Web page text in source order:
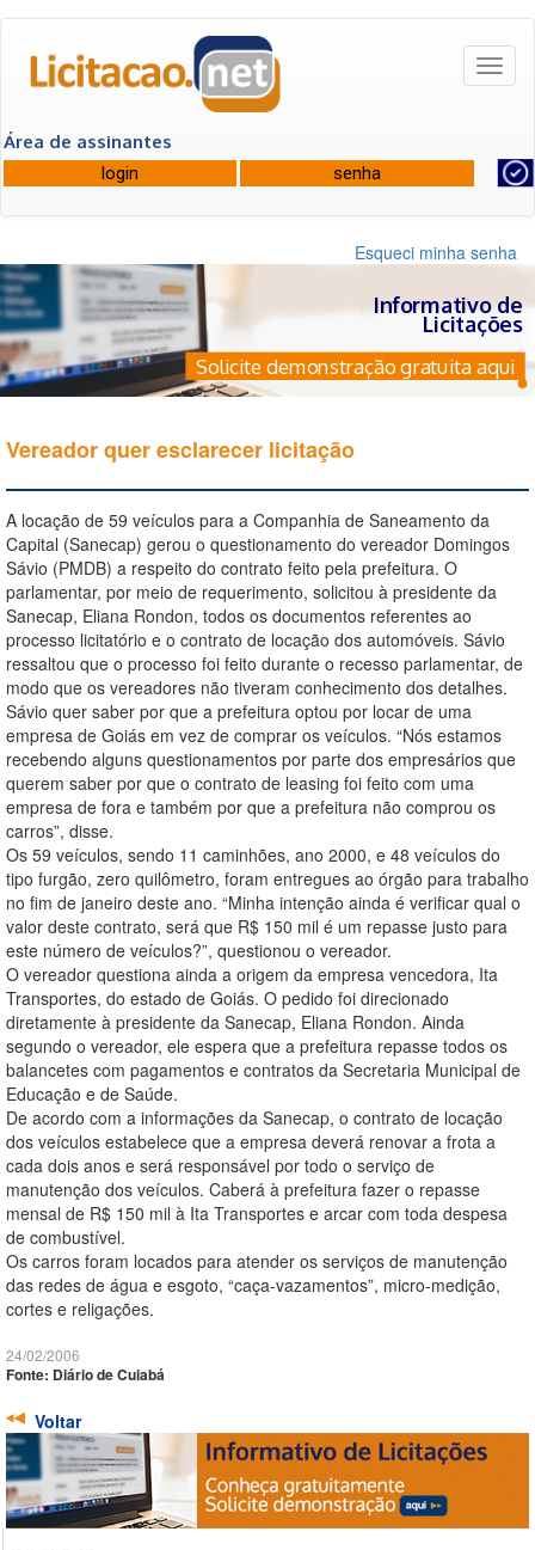
Área de assinantes
Esqueci minha senha
Informativo de
Licitações
Solicite demonstração gratuita aqui
Vereador quer esclarecer licitação
A locação de 59 veículos para a Companhia de Saneamento da
Capital (Sanecap) gerou o questionamento do vereador Domingos
Sávio (PMDB) a respeito do contrato feito pela prefeitura. O
parlamentar, por meio de requerimento, solicitou à presidente da
Sanecap, Eliana Rondon, todos os documentos referentes ao
processo licitatório e o contrato de locação dos automóveis. Sávio
ressaltou que o processo foi feito durante o recesso parlamentar, de
modo que os vereadores não tiveram conhecimento dos detalhes.
Sávio quer saber por que a prefeitura optou por locar de uma
empresa de Goiás em vez de comprar os veículos. “Nós estamos
recebendo alguns questionamentos por parte dos empresários que
querem saber por que o contrato de leasing foi feito com uma
empresa de fora e também por que a prefeitura não comprou os
carros”, disse.
Os 59 veículos, sendo 11 caminhões, ano 2000, e 48 veículos do
tipo furgão, zero quilômetro, foram entregues ao órgão para trabalho
no fim de janeiro deste ano. “Minha intenção ainda é verificar qual o
valor deste contrato, será que R$ 150 mil é um repasse justo para
este número de veículos?”, questionou o vereador.
O vereador questiona ainda a origem da empresa vencedora, Ita
Transportes, do estado de Goiás. O pedido foi direcionado
diretamente à presidente da Sanecap, Eliana Rondon. Ainda
segundo o vereador, ele espera que a prefeitura repasse todos os
balancetes com pagamentos e contratos da Secretaria Municipal de
Educação e de Saúde.
De acordo com a informações da Sanecap, o contrato de locação
dos veículos estabelece que a empresa deverá renovar a frota a
cada dois anos e será responsável por todo o serviço de
manutenção dos veículos. Caberá à prefeitura fazer o repasse
mensal de R$ 150 mil à Ita Transportes e arcar com toda despesa
de combustível.
Os carros foram locados para atender os serviços de manutenção
das redes de água e esgoto, “caça-vazamentos”, micro-medição,
cortes e religações.
24/02/2006
Fonte: Diário de Cuiabá
Voltar